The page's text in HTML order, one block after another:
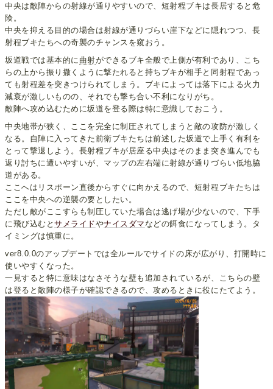
中央は敵陣からの射線が通りやすいので、短射程ブキは長居すると危
険。
中央を抑える目的の場合は射線が通りづらい崖下などに隠れつつ、長
射程ブキたちへの奇襲のチャンスを窺おう。
坂道戦では基本的に 曲射ができるブキ全般で上側が有利であり、こち
らの上から振り撒くように撃たれると持ちブキが相手と同射程であっ
ても射程差を突きつけられてしまう。ブキによっては落下による火力
減衰が激しいものの、それでも撃ち合い不利になりがち。
敵陣へ攻め込むために坂道を登る際は特に意識しておこう。
中央地帯が狭く、ここを完全に制圧されてしまうと敵の攻防が激しく
なる。自陣に入ってきた前衛ブキたちは前述した坂道で上手く有利を
とって撃退しよう。長射程ブキが居座る中央はそのまま突き進んでも
返り討ちに遭いやすいが、マップの左右端に射線が通りづらい低地脇
道がある。
ここへはリスポーン直後からすぐに向かえるので、短射程ブキたちは
ここを中央への逆襲の要としたい。
ただし敵がここすらも制圧していた場合は逃げ場が少ないので、下手
に飛び込むとサメライドやナイスダマ などの餌食になってしまう。タ
イミングは慎重に。
ver8.0.0のアップデートでは全ルールでサイドの床が広がり、打開時に
使いやすくなった。
一見すると特に意味はなさそうな壁も追加されているが、こちらの壁
は登ると敵陣の様子が確認できるので、攻めるときに役にたてよう。